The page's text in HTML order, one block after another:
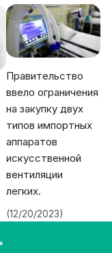
Правительство
ввело ограничения
на закупку двух
типов импортных
аппаратов
искусственной
вентиляции
легких.
(12/20/2023)